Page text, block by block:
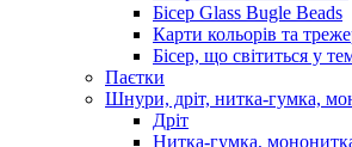
Бісер Glass Bugle Beads
Карти кольорів та
Бісер, що світиться у
Паєтки
Шнури, дріт, нитка-гумка,
Дріт
Нитка-гумка,